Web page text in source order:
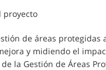
proyecto
de áreas
y midiendo el
la Gestión de Áreas